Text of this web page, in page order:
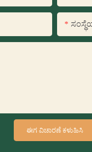
ಈಗ ವಿಚಾರಣೆ ಕಳುಹಿಸಿ